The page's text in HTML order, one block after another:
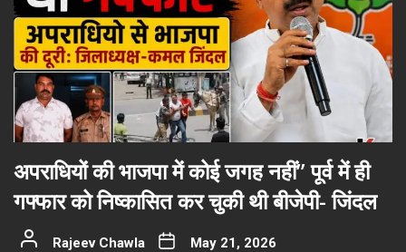
अपराधियों की भाजपा में कोई जगह नहीं” पूर्व में ही
गफ्फार को निष्कासित कर चुकी थी बीजेपी- जिंदल
Rajeev Chawla May 21, 2026